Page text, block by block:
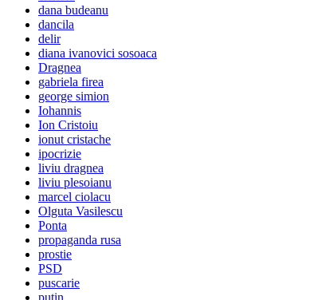
dana budeanu
dancila
delir
diana ivanovici sosoaca
Dragnea
gabriela firea
george simion
Iohannis
Ion Cristoiu
ionut cristache
ipocrizie
liviu dragnea
liviu plesoianu
marcel ciolacu
Olguta Vasilescu
Ponta
propaganda rusa
prostie
PSD
puscarie